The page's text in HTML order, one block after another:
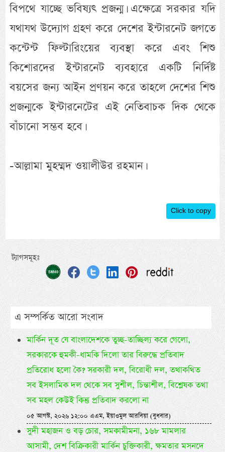
বিপথে যাচ্ছে ভবিষ্যৎ প্রজন্ম। এক্ষেত্রে সরকার যদি
যথাযথ উদ্যোগ গ্রহণ করে দেশের ইন্টারনেট জগতে
কন্টেন্ট ফিল্টারিংয়ের ব্যবস্থা করে এবং শিশু
কিশোরদের ইন্টারনেট ব্যবহারে একটি নির্দিষ্ট
বয়সের জন্য আইন প্রণয়ন করে তাহলে দেশের শিশু
প্রজন্মকে ইন্টারনেটের এই নেতিবাচক দিক থেকে
বাঁচানো সম্ভব হবে।
-আল্লামা মুহম্মদ ওয়ালীউর রহমান।
Click to copy
ট্যাগসমূহঃ
এ সম্পর্কিত আরো সংবাদ
মার্কিন দূত যে বাংলাদেশকে তুচ্ছ-তাচ্ছিল্য করে গেলো,
সরকারকে হুমকী-ধামকি দিলো তার বিরুদ্ধে প্রতিবাদ
প্রতিরোধ হলো কৈ? সরকারী দল, বিরোধী দল, তথাকথিত
সব ইসলামিক দল থেকে সব সুশীল, চিন্তাশীল, বিশ্লেষক তথা
সব মহল কেউই কিন্তু প্রতিবাদ করলো না
০৫ আগস্ট, ২০২৬ ১২:০০ এএম, ইয়াওমুল আরবিয়া (বুধবার)
সুদী মহাজন ও বড় চোর, সমকামীমনা, ১৬৮ মামলার
আসামী, দেশ বিক্রিকারী মার্কিন চুক্তিকারী, ক্ষমতার মসনদে